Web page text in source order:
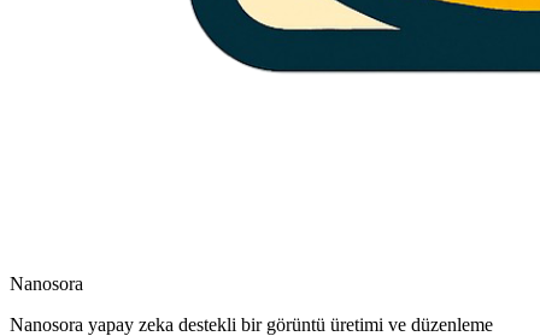
Nanosora
Nanosora yapay zeka destekli bir görüntü üretimi ve düzenleme